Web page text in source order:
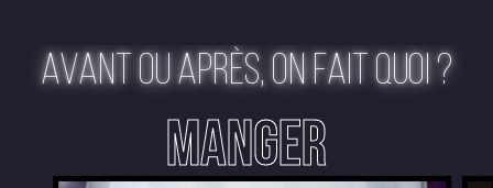
AVANT OU APRÈS, ON FAIT QUOI ?
MANGER